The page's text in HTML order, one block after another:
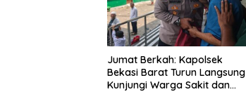
Jumat Berkah: Kapolsek
Bekasi Barat Turun Langsung
Kunjungi Warga Sakit dan